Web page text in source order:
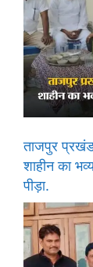
ताजपुर
शाहीन का
पीड़ा.